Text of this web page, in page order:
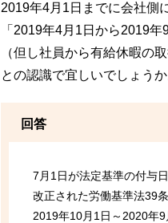
2019年4月1日までに会社側
「2019年4月1日から2019
（但し社員から有給休暇の
との認識で宜しいでしょうか
回答
7月1日が法定基準の付与
改正された労働基準法39
2019年10月1日～2020年